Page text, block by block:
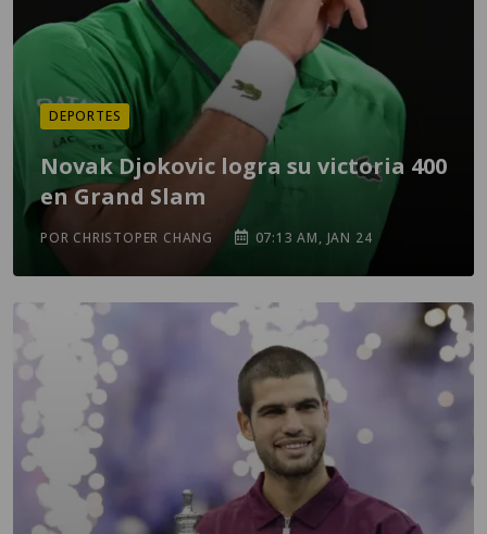
DEPORTES
Novak Djokovic logra su victoria 400
en Grand Slam
POR CHRISTOPER CHANG 07:13 AM, JAN 24